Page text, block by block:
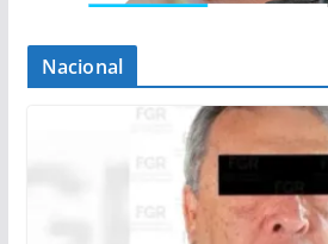
Nacional